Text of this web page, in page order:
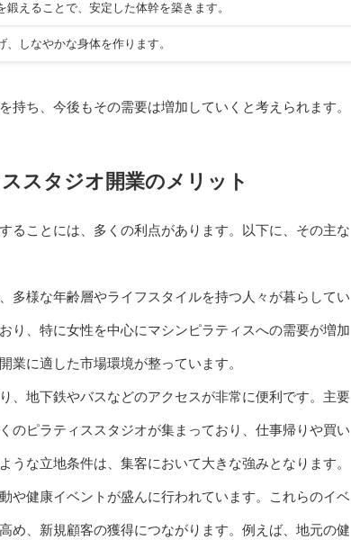
鍛えることで、安定した体幹を築きます。
、しなやかな身体を作ります。
持ち、今後もその需要は増加していくと考えられます。
スタジオ開業のメリット
ることには、多くの利点があります。以下に、その主な
多様な年齢層やライフスタイルを持つ人々が暮らしてい
り、特に女性を中心にマシンピラティスへの需要が増加
業に適した市場環境が整っています。
、地下鉄やバスなどのアクセスが非常に便利です。主要
のピラティススタジオが集まっており、仕事帰りや買い
な立地条件は、集客において大きな強みとなります。
や健康イベントが盛んに行われています。これらのイベ
め、新規顧客の獲得につながります。例えば、地元の健